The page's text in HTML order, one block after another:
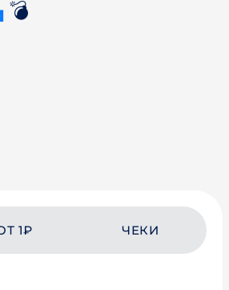
💣
1₽ ЧЕКИ